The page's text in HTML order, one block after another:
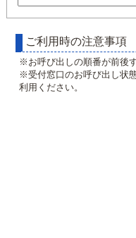
交付状況確認
混雑予想カレンダー
ご利用時の注意事項
※お呼び出しの順番が前後
※受付窓口のお呼び出し状
利用ください。